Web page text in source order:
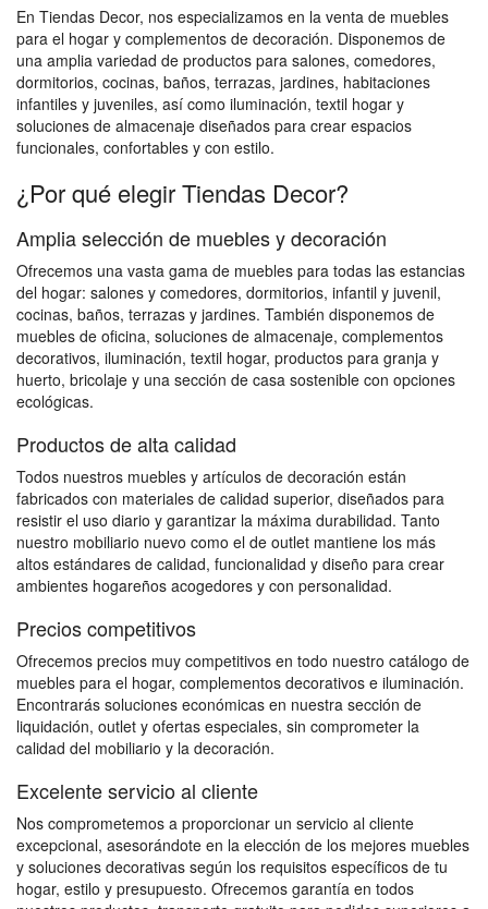
En Tiendas Decor, nos especializamos en la venta de muebles
para el hogar y complementos de decoración. Disponemos de
una amplia variedad de productos para salones, comedores,
dormitorios, cocinas, baños, terrazas, jardines, habitaciones
infantiles y juveniles, así como iluminación, textil hogar y
soluciones de almacenaje diseñados para crear espacios
funcionales, confortables y con estilo.
¿Por qué elegir Tiendas Decor?
Amplia selección de muebles y decoración
Ofrecemos una vasta gama de muebles para todas las estancias
del hogar: salones y comedores, dormitorios, infantil y juvenil,
cocinas, baños, terrazas y jardines. También disponemos de
muebles de oficina, soluciones de almacenaje, complementos
decorativos, iluminación, textil hogar, productos para granja y
huerto, bricolaje y una sección de casa sostenible con opciones
ecológicas.
Productos de alta calidad
Todos nuestros muebles y artículos de decoración están
fabricados con materiales de calidad superior, diseñados para
resistir el uso diario y garantizar la máxima durabilidad. Tanto
nuestro mobiliario nuevo como el de outlet mantiene los más
altos estándares de calidad, funcionalidad y diseño para crear
ambientes hogareños acogedores y con personalidad.
Precios competitivos
Ofrecemos precios muy competitivos en todo nuestro catálogo de
muebles para el hogar, complementos decorativos e iluminación.
Encontrarás soluciones económicas en nuestra sección de
liquidación, outlet y ofertas especiales, sin comprometer la
calidad del mobiliario y la decoración.
Excelente servicio al cliente
Nos comprometemos a proporcionar un servicio al cliente
excepcional, asesorándote en la elección de los mejores muebles
y soluciones decorativas según los requisitos específicos de tu
hogar, estilo y presupuesto. Ofrecemos garantía en todos